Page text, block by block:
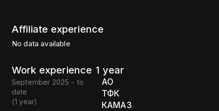
Affiliate experience
No data available
Work experience 1 year
September 2025 - to
date
(1 year)
АО
ТФК
КАМАЗ